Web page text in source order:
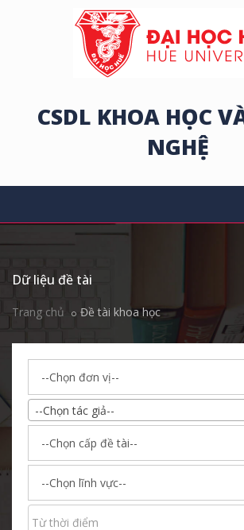
CSDL KHOA HỌC
NGHỆ
Dữ liệu đề tài
Trang chủ Đề tài khoa học
--Chọn tác giả--